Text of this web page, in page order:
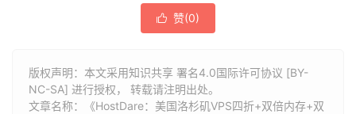
 赞(0)
版权声明：本文采用知识共享 署名4.0国际许可协议 [BY-
NC-SA] 进行授权， 转载请注明出处。
文章名称：《HostDare：美国洛杉矶VPS四折+双倍内存+双